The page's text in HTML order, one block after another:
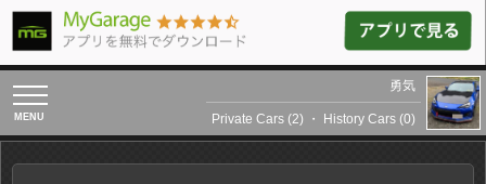
toggle
navigation
勇気
Private Cars (2) ・ History Cars (0)